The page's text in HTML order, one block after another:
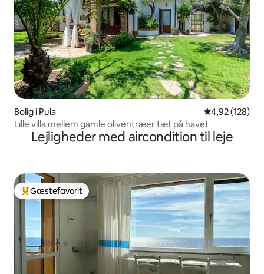
Bolig i Pula 4,92 ud af 5 i
4,92 (128)
Lille villa mellem gamle oliventræer tæt på havet
Lejligheder med aircondition til leje
Bedste gæstefavorit
Gæstefavorit